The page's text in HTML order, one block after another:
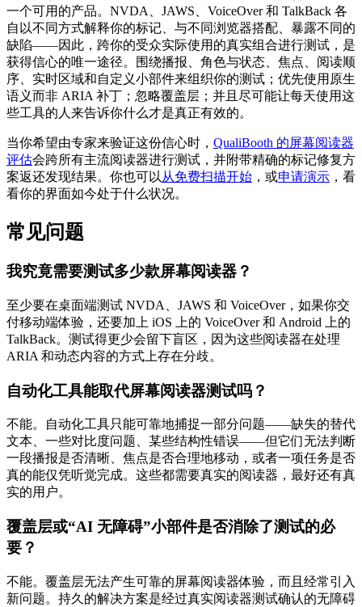
一个可用的产品。NVDA、JAWS、VoiceOver 和 TalkBack 各
自以不同方式解释你的标记、与不同浏览器搭配、暴露不同的
缺陷——因此，跨你的受众实际使用的真实组合进行测试，是
获得信心的唯一途径。围绕播报、角色与状态、焦点、阅读顺
序、实时区域和自定义小部件来组织你的测试；优先使用原生
语义而非 ARIA 补丁；忽略覆盖层；并且尽可能让每天使用这
些工具的人来告诉你什么才是真正有效的。
当你希望由专家来验证这份信心时， QualiBooth 的屏幕阅读器
评估会跨所有主流阅读器进行测试，并附带精确的标记修复方
案返还发现结果。你也可以 从免费扫描开始 ，或申请演示 ，看
看你的界面如今处于什么状况。
常见问题
我究竟需要测试多少款屏幕阅读器？
至少要在桌面端测试 NVDA、JAWS 和 VoiceOver，如果你交
付移动端体验，还要加上 iOS 上的 VoiceOver 和 Android 上的
TalkBack。测试得更少会留下盲区，因为这些阅读器在处理
ARIA 和动态内容的方式上存在分歧。
自动化工具能取代屏幕阅读器测试吗？
不能。自动化工具只能可靠地捕捉一部分问题——缺失的替代
文本、一些对比度问题、某些结构性错误——但它们无法判断
一段播报是否清晰、焦点是否合理地移动，或者一项任务是否
真的能仅凭听觉完成。这些都需要真实的阅读器，最好还有真
实的用户。
覆盖层或“AI 无障碍”小部件是否消除了测试的必
要？
不能。覆盖层无法产生可靠的屏幕阅读器体验，而且经常引入
新问题。持久的解决方案是经过真实阅读器测试确认的无障碍